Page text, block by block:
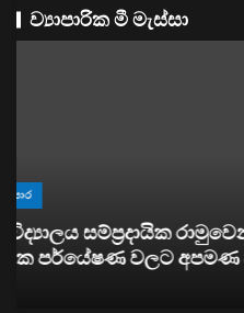
ව්‍යාපාරික මී මැස්සා
ව්‍යාපාර